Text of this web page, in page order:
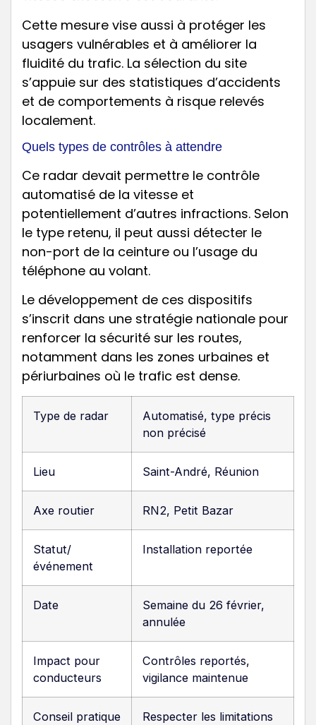
Cette mesure vise aussi à protéger les
usagers vulnérables et à améliorer la
fluidité du trafic. La sélection du site
s’appuie sur des statistiques d’accidents
et de comportements à risque relevés
localement.
Quels types de contrôles à attendre
Ce radar devait permettre le contrôle
automatisé de la vitesse et
potentiellement d’autres infractions. Selon
le type retenu, il peut aussi détecter le
non-port de la ceinture ou l’usage du
téléphone au volant.
Le développement de ces dispositifs
s’inscrit dans une stratégie nationale pour
renforcer la sécurité sur les routes,
notamment dans les zones urbaines et
périurbaines où le trafic est dense.
Type de radar
Automatisé, type précis
non précisé
Lieu Saint-André, Réunion
Axe routier RN2, Petit Bazar
Statut/
événement
Installation reportée
Date
Semaine du 26 février,
annulée
Impact pour
conducteurs
Contrôles reportés,
vigilance maintenue
Conseil pratique
Respecter les limitations